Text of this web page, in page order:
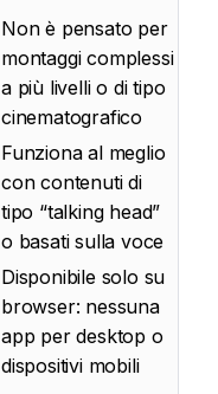
Non è pensato per
montaggi complessi
a più livelli o di tipo
cinematografico
Funziona al meglio
con contenuti di
tipo “talking head”
o basati sulla voce
Disponibile solo su
browser: nessuna
app per desktop o
dispositivi mobili